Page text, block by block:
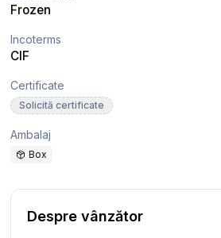
Frozen
Incoterms
CIF
Certificate
Solicită certificate
Ambalaj
Box
Despre vânzător